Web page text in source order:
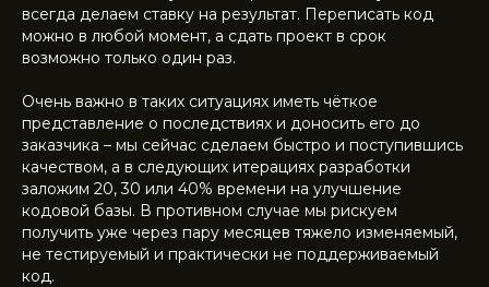
всегда делаем ставку на результат. Переписать код
можно в любой момент, а сдать проект в срок
возможно только один раз.
Очень важно в таких ситуациях иметь чёткое
представление о последствиях и доносить его до
заказчика – мы сейчас сделаем быстро и поступившись
качеством, а в следующих итерациях разработки
заложим 20, 30 или 40% времени на улучшение
кодовой базы. В противном случае мы рискуем
получить уже через пару месяцев тяжело изменяемый,
не тестируемый и практически не поддерживаемый
код.